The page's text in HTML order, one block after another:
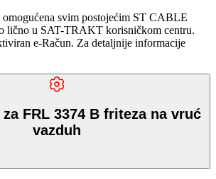
svim postojećim ST CABLE
lično u SAT-TRAKT korisničkom centru.
e-Račun. Za detaljnije informacije
FRL 3374 B friteza na vruć
vazduh